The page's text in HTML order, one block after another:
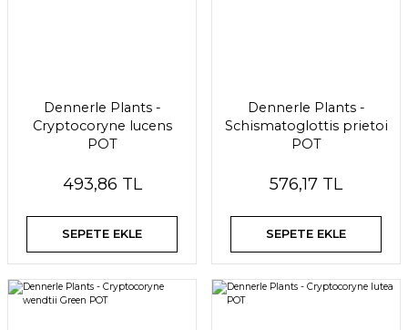
Dennerle Plants -
Cryptocoryne lucens
POT
493,86 TL
SEPETE EKLE
Dennerle Plants -
Schismatoglottis prietoi
POT
576,17 TL
SEPETE EKLE